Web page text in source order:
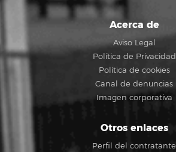
Acerca de
Aviso Legal
Política de Privacidad
Política de cookies
Canal de denuncias
Imagen corporativa
Otros enlaces
Perfil del contratante